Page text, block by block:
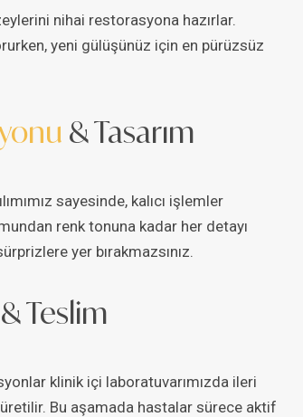
nihai restorasyona hazırlar.
yeni gülüşünüz için en pürüzsüz
& Tasarım
sayesinde, kalıcı işlemler
renk tonuna kadar her detayı
yer bırakmazsınız.
& Teslim
klinik içi laboratuvarımızda ileri
üretilir. Bu aşamada hastalar sürece aktif